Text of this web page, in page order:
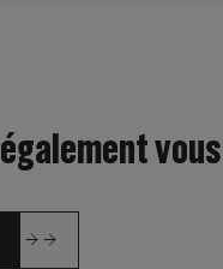
également vous